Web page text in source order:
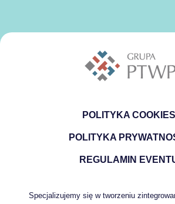
Specjalizujemy się w tworzeniu
POLITYKA COOKIES
POLITYKA
REGULAMIN